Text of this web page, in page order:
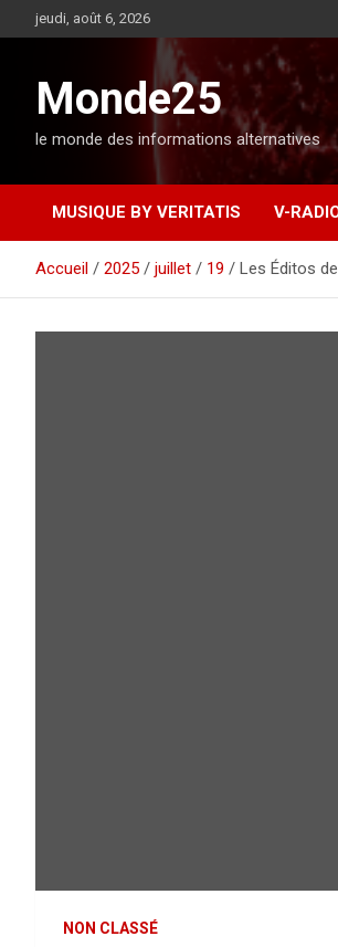
l
t
jeudi, août 6, 2026
Monde25
le monde des informations alternatives
MUSIQUE BY VERITATIS V-
Accueil 2025 juillet 19 Les Éditos
NON CLASSÉ